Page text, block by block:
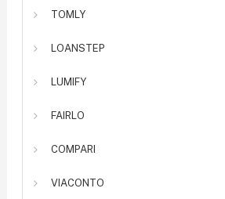
TOMLY
LOANSTEP
LUMIFY
FAIRLO
COMPARI
VIACONTO